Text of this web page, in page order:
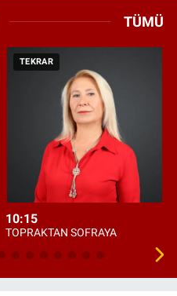
TÜMÜ
TEKRAR
10:15
TOPRAKTAN SOFRAYA